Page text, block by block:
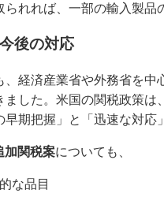
れれば、一部の輸入製品
後の対応
、経済産業省や外務省を
ました。米国の関税政策
期把握」と「迅速な対応
加関税案についても、
な品目